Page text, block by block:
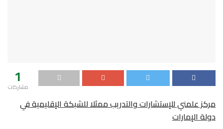
1
مشاركات
مركز علمني للإستشارات والتدريب ممثلا للشبكة الإقليمية في
دولة الإمارات